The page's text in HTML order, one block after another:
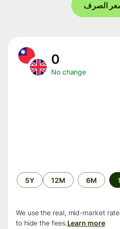
الصرف
No change
6M
12M
5Y
We use the real, mid-market
to hide the fees.Learn more